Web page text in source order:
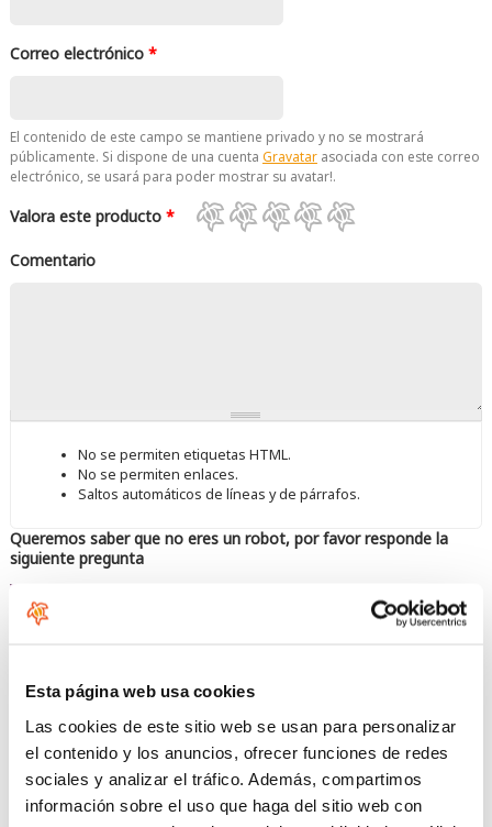
Esta página web usa cookies
Las cookies de este sitio web se usan para personalizar
el contenido y los anuncios, ofrecer funciones de redes
sociales y analizar el tráfico. Además, compartimos
información sobre el uso que haga del sitio web con
Correo electrónico *
El contenido de este campo se mantiene privado y no se mostrará
públicamente. Si dispone de una cuenta Gravatarasociada con este correo
electrónico, se usará para poder mostrar su avatar!.
Valora este producto *
Comentario
No se permiten etiquetas HTML.
No se permiten enlaces.
Saltos automáticos de líneas y de párrafos.
Queremos saber que no eres un robot, por favor responde la
siguiente pregunta
Introduzca los caracteres mostrados en la imagen.